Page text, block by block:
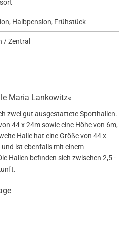
Halbpension, Frühstück
/ Zentral
Maria Lankowitz«
zwei gut ausgestattete Sporthallen.
44 x 24m sowie eine Höhe von 6m,
Halle hat eine Größe von 44 x
ist ebenfalls mit einem
Hallen befinden sich zwischen 2,5 -